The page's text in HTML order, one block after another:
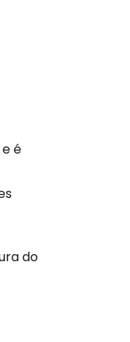
é
do